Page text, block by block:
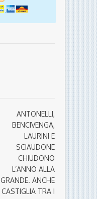
ANTONELLI,
BENCIVENGA,
LAURINI E
SCIAUDONE
CHIUDONO
L’ANNO ALLA
GRANDE. ANCHE
CASTIGLIA TRA I